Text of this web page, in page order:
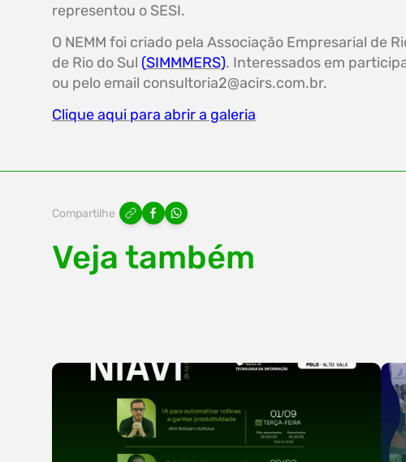
representou o SESI.
O NEMM foi criado pela Associação Empresarial de
de Rio do Sul (SIMMMERS). Interessados em
ou pelo email consultoria2@acirs.com.br.
Clique aqui para abrir a galeria
Compartilhe
Veja também